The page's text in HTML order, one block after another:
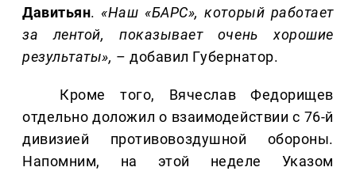
Давитьян.«Наш «БАРС», который работает
за лентой, показывает очень хорошие
результаты», – добавил Губернатор.
Кроме того, Вячеслав Федорищев
отдельно доложил о взаимодействии с 76-й
дивизией противовоздушной обороны.
Напомним, на этой неделе Указом